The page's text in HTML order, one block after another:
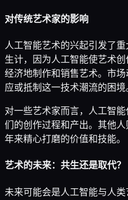
对传统艺术家的影响
人工智能艺术的兴起引发了
生计，因为人工智能使艺术
经济地制作和销售艺术。市
应或抵制这一技术潮流的困境
对一些艺术家而言，人工智
们的创作过程和产出。其他
年来精心打磨的价值和技能。
艺术的未来：共生还是取代？
未来可能会是人工智能与人